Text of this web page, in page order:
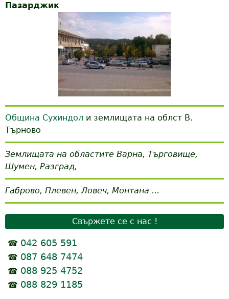
Пазарджик
Община Сухиндол и землищата на облст В.
Търново
Землищата на областите Варна, Търговище,
Шумен, Разград,
Габрово, Плевен, Ловеч, Монтана ...
Свържете се с нас !
☎ 042 605 591
☎ 087 648 7474
☎ 088 925 4752
☎ 088 829 1185